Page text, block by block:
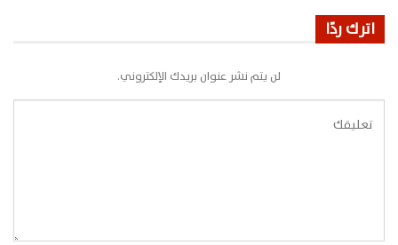
اترك ردًا
لن يتم نشر عنوان بريدك الإلكتروني.